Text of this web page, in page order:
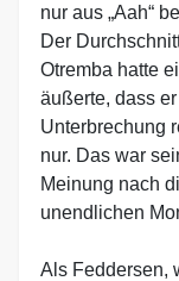
nur aus „Aah“
Der
Otremba hatte
äußerte, dass
Unterbrechung
nur. Das war
Meinung nach
unendlichen
Als Feddersen,